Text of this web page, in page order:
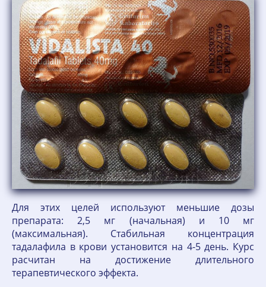
Для этих целей используют меньшие дозы
препарата: 2,5 мг (начальная) и 10 мг
(максимальная). Стабильная концентрация
тадалафила в крови установится на 4-5 день. Курс
расчитан на достижение длительного
терапевтического эффекта.